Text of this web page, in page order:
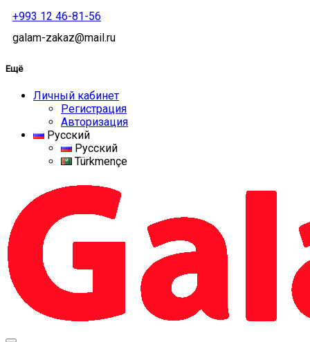
+993 12 46-81-56
galam-zakaz@mail.ru
Ещё
Личный кабинет
Регистрация
Авторизация
Русский
Русский
Türkmençe